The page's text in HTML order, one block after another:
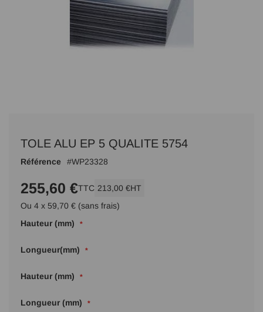
début
d’images
TOLE ALU EP 5 QUALITE 5754
Référence WP23328
255,60 €TTC 213,00 €HT
Ou 4 x 59,70 € (sans frais)
Hauteur (mm)
Longueur(mm)
Hauteur (mm)
Longueur (mm)